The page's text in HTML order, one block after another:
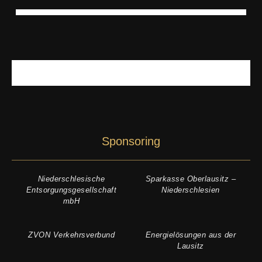
Sponsoring
Niederschlesische
Entsorgungsgesellschaft
mbH
Sparkasse Oberlausitz –
Niederschlesien
ZVON Verkehrsverbund
Energielösungen aus der
Lausitz